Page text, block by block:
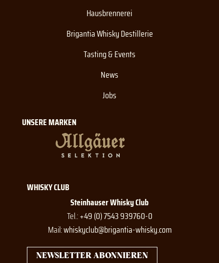
Hausbrennerei
Brigantia Whisky Destillerie
Tasting & Events
News
Jobs
UNSERE MARKEN
WHISKY CLUB
Steinhauser Whisky Club
Tel.:+49 (0) 7543 939760-0
Mail:whiskyclub@brigantia-whisky.com
NEWSLETTER ABONNIEREN